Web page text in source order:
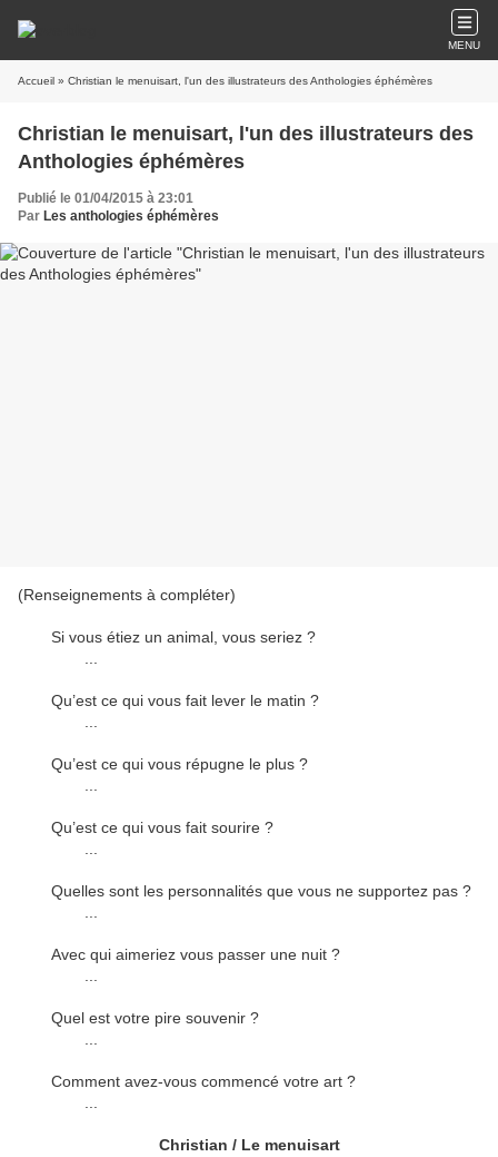
MENU
Accueil » Christian le menuisart, l'un des illustrateurs des Anthologies éphémères
Christian le menuisart, l'un des illustrateurs des
Anthologies éphémères
Publié le 01/04/2015 à 23:01
Par Les anthologies éphémères
(Renseignements à compléter)
Si vous étiez un animal, vous seriez ?
Qu’est ce qui vous fait lever le matin ?
Qu’est ce qui vous répugne le plus ?
Qu’est ce qui vous fait sourire ?
Quelles sont les personnalités que vous ne supportez pas ?
Avec qui aimeriez vous passer une nuit ?
Quel est votre pire souvenir ?
Comment avez-vous commencé votre art ?
Christian / Le menuisart